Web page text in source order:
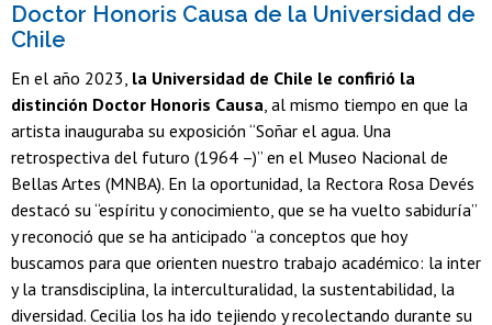
Doctor Honoris Causa de la Universidad de
Chile
En el año 2023, la Universidad de Chile le confirió la
distinción Doctor Honoris Causa, al mismo tiempo en que la
artista inauguraba su exposición “Soñar el agua. Una
retrospectiva del futuro (1964 –)” en el Museo Nacional de
Bellas Artes (MNBA). En la oportunidad, la Rectora Rosa Devés
destacó su “espíritu y conocimiento, que se ha vuelto sabiduría”
y reconoció que se ha anticipado “a conceptos que hoy
buscamos para que orienten nuestro trabajo académico: la inter
y la transdisciplina, la interculturalidad, la sustentabilidad, la
diversidad. Cecilia los ha ido tejiendo y recolectando durante su